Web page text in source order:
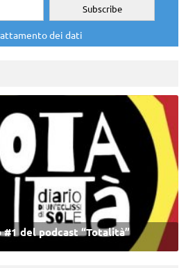
dei dati
#1 del podcast “Totalità”